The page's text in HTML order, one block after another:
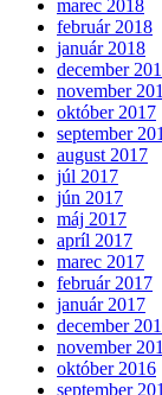
marec 2018
február 2018
január 2018
december
november
október 2017
september
august 2017
júl 2017
jún 2017
máj 2017
apríl 2017
marec 2017
február 2017
január 2017
december
november
október 2016
september